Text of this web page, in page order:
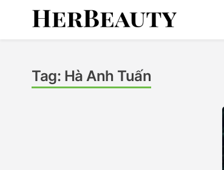
Tag: Hà Anh Tuấn